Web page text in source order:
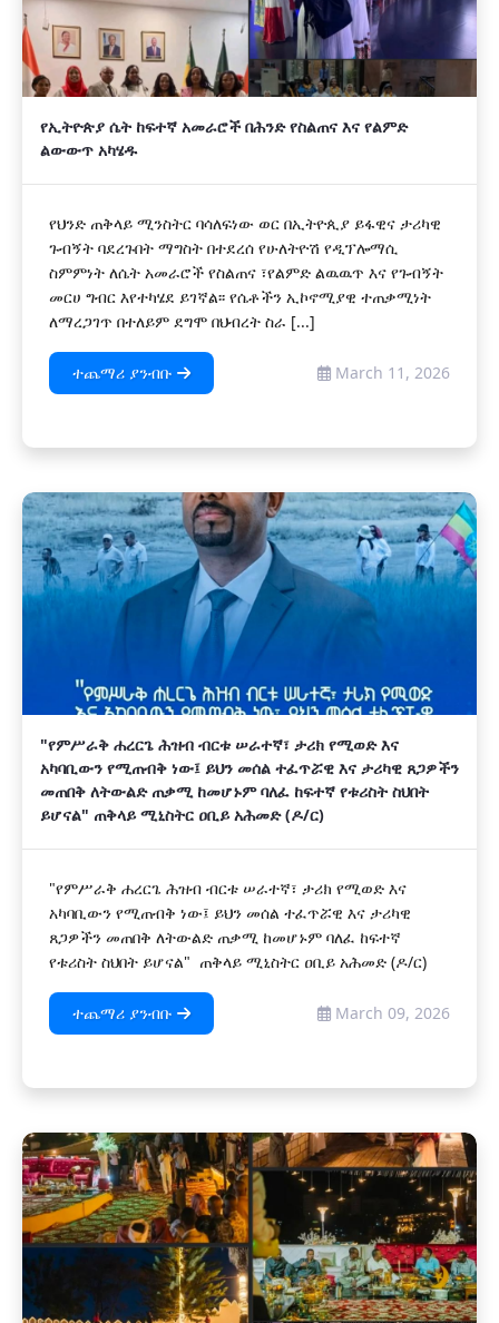
የኢትዮጵያ ሴት ከፍተኛ አመራሮች በሕንድ የስልጠና እና የልምድ
ልውውጥ አካሄዱ
የህንድ ጠቅላይ ሚንስትር ባሳለፍነው ወር በኢትዮጲያ ይፋዊና ታሪካዊ
ጉብኝት ባደረጉበት ማግስት በተደረሰ የሁለትዮሽ የዲፕሎማሲ
ስምምነት ለሴት አመራሮች የስልጠና ፣የልምድ ልዉዉጥ እና የጉብኝት
መርሀ ግብር እየተካሄደ ይገኛል፡፡ የሴቶችን ኢኮኖሚያዊ ተጠቃሚነት
ለማረጋገጥ በተለይም ደግሞ በህብረት ስራ [...]
ተጨማሪ ያንብቡ March 11, 2026
"የምሥራቅ ሐረርጌ ሕዝብ ብርቱ ሠራተኛ፣ ታሪክ የሚወድ እና
አካባቢውን የሚጠብቅ ነው፤ ይህን መሰል ተፈጥሯዊ እና ታሪካዊ ጸጋዎችን
መጠበቅ ለትውልድ ጠቃሚ ከመሆኑም ባለፈ ከፍተኛ የቱሪስት ስህበት
ይሆናል" ጠቅላይ ሚኒስትር ዐቢይ አሕመድ (ዶ/ር)
"የምሥራቅ ሐረርጌ ሕዝብ ብርቱ ሠራተኛ፣ ታሪክ የሚወድ እና
አካባቢውን የሚጠብቅ ነው፤ ይህን መሰል ተፈጥሯዊ እና ታሪካዊ
ጸጋዎችን መጠበቅ ለትውልድ ጠቃሚ ከመሆኑም ባለፈ ከፍተኛ
የቱሪስት ስህበት ይሆናል" ጠቅላይ ሚኒስትር ዐቢይ አሕመድ (ዶ/ር)
ተጨማሪ ያንብቡ March 09, 2026